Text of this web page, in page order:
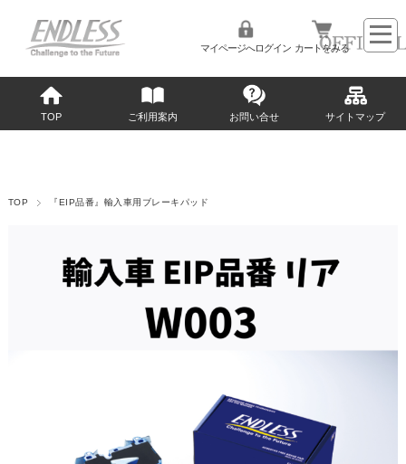
マイページへログイン カートをみる
TOP ご利用案内 お問い合せ サイトマップ
TOP 『EIP品番』輸入車用ブレーキパッド